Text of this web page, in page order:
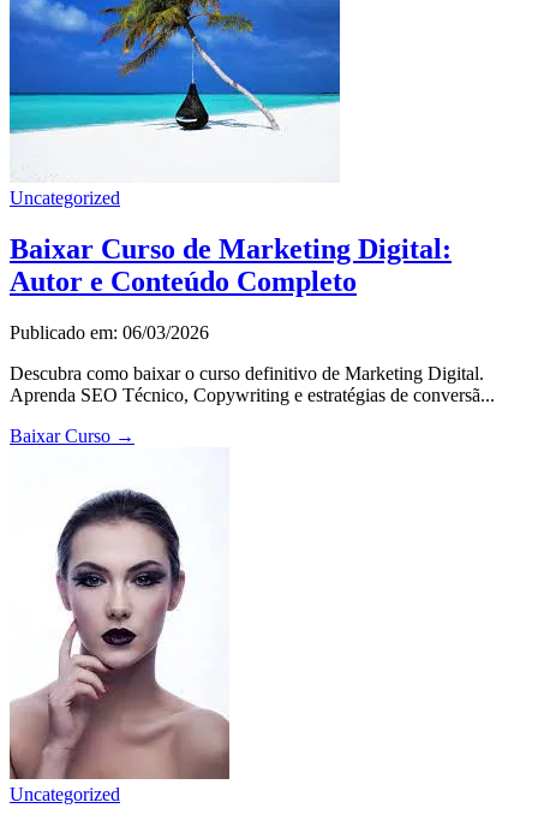
Uncategorized
Baixar Curso de Marketing Digital:
Autor e Conteúdo Completo
Publicado em: 06/03/2026
Descubra como baixar o curso definitivo de Marketing Digital.
Aprenda SEO Técnico, Copywriting e estratégias de conversã...
Baixar Curso →
Uncategorized